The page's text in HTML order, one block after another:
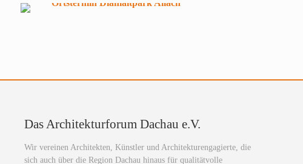
Das Architekturforum Dachau e.V.
Wir vereinen Architekten, Künstler und Architekturengagierte, die
sich auch über die Region Dachau hinaus für qualitätvolle